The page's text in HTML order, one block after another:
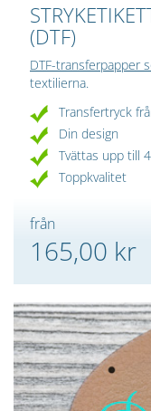
(DTF)
DTF-transferpapper
textilierna.
Transfertryck
Din design
Tvättas upp till
Toppkvalitet
från
165,00 kr